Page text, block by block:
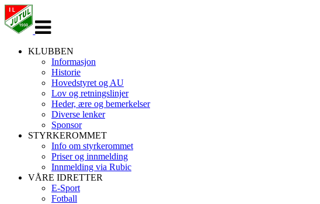
navigasjon
KLUBBEN
Informasjon
Historie
Hovedstyret og AU
Lov og retningslinjer
Heder, ære og bemerkelser
Diverse lenker
Sponsor
STYRKEROMMET
Info om styrkerommet
Priser og innmelding
Innmelding via Rubic
VÅRE IDRETTER
E-Sport
Fotball